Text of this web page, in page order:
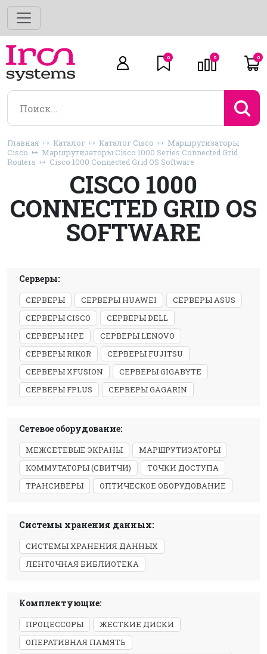
0 0 0
Главная Каталог Каталог Cisco
Маршрутизаторы
Cisco
Маршрутизаторы Cisco 1000 Series Connected Grid
Routers
Cisco 1000 Connected Grid OS Software
CISCO 1000
CONNECTED GRID OS
SOFTWARE
Серверы:
СЕРВЕРЫ СЕРВЕРЫ HUAWEI
СЕРВЕРЫ ASUS
СЕРВЕРЫ CISCO
СЕРВЕРЫ DELL
СЕРВЕРЫ HPE
СЕРВЕРЫ LENOVO
СЕРВЕРЫ RIKOR
СЕРВЕРЫ FUJITSU
СЕРВЕРЫ XFUSION
СЕРВЕРЫ GIGABYTE
СЕРВЕРЫ FPLUS
СЕРВЕРЫ GAGARIN
Сетевое оборудование:
МЕЖСЕТЕВЫЕ ЭКРАНЫ
МАРШРУТИЗАТОРЫ
КОММУТАТОРЫ (СВИТЧИ)
ТОЧКИ ДОСТУПА
ТРАНСИВЕРЫ
ОПТИЧЕСКОЕ ОБОРУДОВАНИЕ
Системы хранения данных:
СИСТЕМЫ ХРАНЕНИЯ ДАННЫХ
ЛЕНТОЧНАЯ БИБЛИОТЕКА
Комплектующие:
ПРОЦЕССОРЫ
ЖЕСТКИЕ ДИСКИ
ОПЕРАТИВНАЯ ПАМЯТЬ